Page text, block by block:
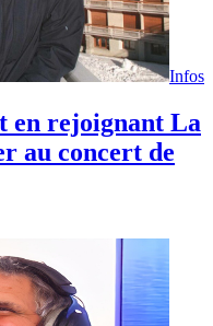
Clerc (77 ans).
une nouvelle
!